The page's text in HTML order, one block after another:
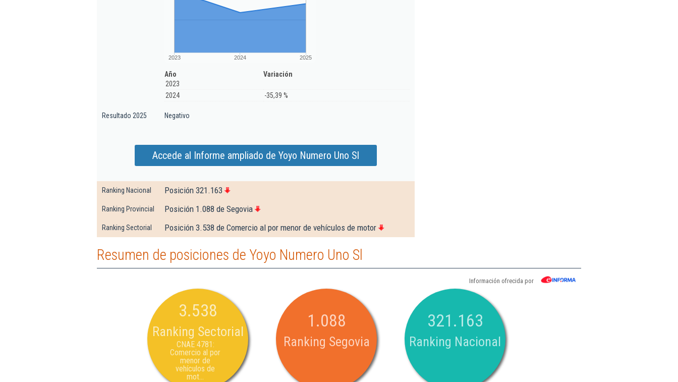
2023 2024 2025
Año
Variación
2023
2024
-35,39 %
Resultado 2025 Negativo
Accede al Informe ampliado de Yoyo Numero Uno Sl
Ranking Nacional Posición 321.163
Ranking Provincial Posición 1.088 de Segovia
Ranking Sectorial Posición 3.538 de Comercio al por menor de vehículos de motor
Resumen de posiciones de Yoyo Numero Uno Sl
Información ofrecida por
3.538
Ranking Sectorial
CNAE 4781:
Comercio al por
menor de
vehículos de
mot...
1.088
Ranking Segovia
321.163
Ranking Nacional